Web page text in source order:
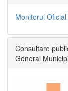
Monitorul
Consultare
General